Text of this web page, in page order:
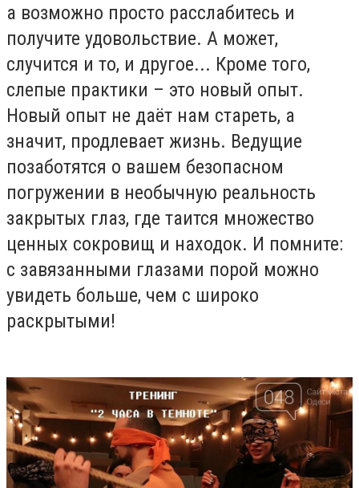
а возможно просто расслабитесь и
получите удовольствие. А может,
случится и то, и другое... Кроме того,
слепые практики – это новый опыт.
Новый опыт не даёт нам стареть, а
значит, продлевает жизнь. Ведущие
позаботятся о вашем безопасном
погружении в необычную реальность
закрытых глаз, где таится множество
ценных сокровищ и находок. И помните:
с завязанными глазами порой можно
увидеть больше, чем с широко
раскрытыми!